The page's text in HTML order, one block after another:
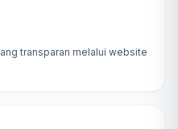
transparan melalui website